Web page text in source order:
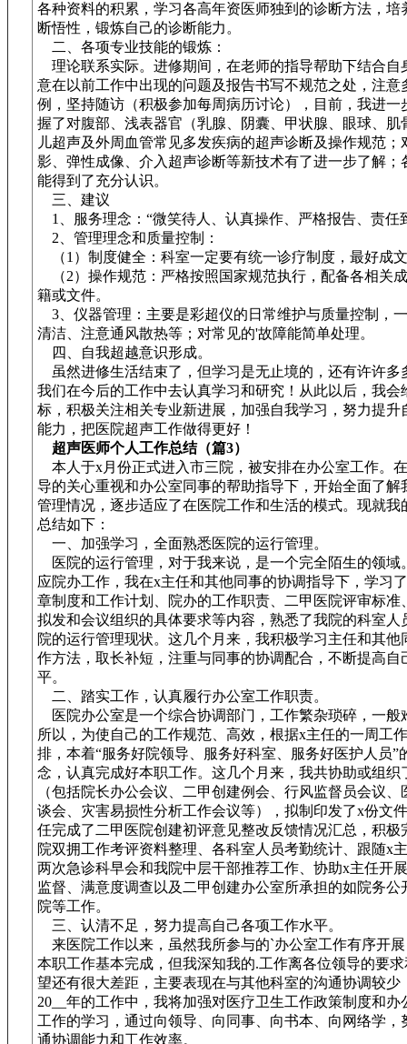
各种资料的积累，学习各高年资医师独到的诊断方法，培
断悟性，锻炼自己的诊断能力。
二、各项专业技能的锻炼：
理论联系实际。进修期间，在老师的指导帮助下结合自
意在以前工作中出现的问题及报告书写不规范之处，注意
例，坚持随访（积极参加每周病历讨论），目前，我进一
握了对腹部、浅表器官（乳腺、阴囊、甲状腺、眼球、肌
儿超声及外周血管常见多发疾病的超声诊断及操作规范；
影、弹性成像、介入超声诊断等新技术有了进一步了解；
能得到了充分认识。
三、建议
1、服务理念：“微笑待人、认真操作、严格报告、责任
2、管理理念和质量控制：
（1）制度健全：科室一定要有统一诊疗制度，最好成
（2）操作规范：严格按照国家规范执行，配备各相关
籍或文件。
3、仪器管理：主要是彩超仪的日常维护与质量控制，
清洁、注意通风散热等；对常见的'故障能简单处理。
四、自我超越意识形成。
虽然进修生活结束了，但学习是无止境的，还有许许多
我们在今后的工作中去认真学习和研究！从此以后，我会
标，积极关注相关专业新进展，加强自我学习，努力提升
能力，把医院超声工作做得更好！
超声医师个人工作总结（篇3）
本人于x月份正式进入市三院，被安排在办公室工作。
导的关心重视和办公室同事的帮助指导下，开始全面了解
管理情况，逐步适应了在医院工作和生活的模式。现就我
总结如下：
一、加强学习，全面熟悉医院的运行管理。
医院的运行管理，对于我来说，是一个完全陌生的领域
应院办工作，我在x主任和其他同事的协调指导下，学习
章制度和工作计划、院办的工作职责、二甲医院评审标准
拟发和会议组织的具体要求等内容，熟悉了我院的科室人
院的运行管理现状。这几个月来，我积极学习主任和其他
作方法，取长补短，注重与同事的协调配合，不断提高自
平。
二、踏实工作，认真履行办公室工作职责。
医院办公室是一个综合协调部门，工作繁杂琐碎，一般
所以，为使自己的工作规范、高效，根据x主任的一周工
排，本着“服务好院领导、服务好科室、服务好医护人员”
念，认真完成好本职工作。这几个月来，我共协助或组织
（包括院长办公会议、二甲创建例会、行风监督员会议、
谈会、灾害易损性分析工作会议等），拟制印发了x份文
任完成了二甲医院创建初评意见整改反馈情况汇总，积极
院双拥工作考评资料整理、各科室人员考勤统计、跟随x
两次急诊科早会和我院中层干部推荐工作、协助x主任开
监督、满意度调查以及二甲创建办公室所承担的如院务公
院等工作。
三、认清不足，努力提高自己各项工作水平。
来医院工作以来，虽然我所参与的`办公室工作有序开
本职工作基本完成，但我深知我的.工作离各位领导的要
望还有很大差距，主要表现在与其他科室的沟通协调较少
20__年的工作中，我将加强对医疗卫生工作政策制度和办
工作的学习，通过向领导、向同事、向书本、向网络学，
通协调能力和工作效率。